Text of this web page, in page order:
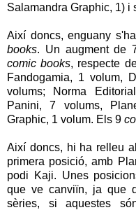
Salamandra Graphic, 1) i
Així doncs, enguany
books. Un augment de
comic books, respecte
Fandogamia, 1 volum,
volums; Norma
Panini, 7 volums,
Graphic, 1 volum. Els 9
Així doncs, hi ha relleu
primera posició, amb
podi Kaji. Unes
que ve canviïn, ja que
sèries, si aquestes